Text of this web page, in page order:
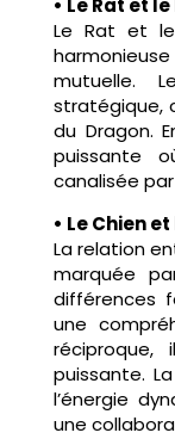
• Le Rat et
Le Rat et
mutuelle.
stratégique,
du Dragon.
puissante
canalisée
• Le Chien
La relation
marquée
différences
une
réciproque,
puissante.
l’énergie
une